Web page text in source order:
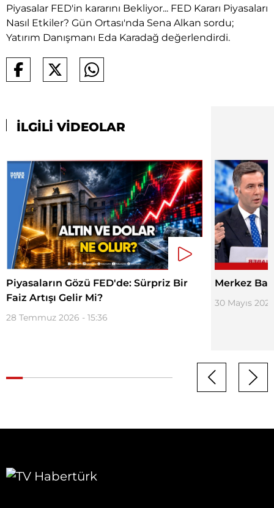
Piyasalar FED'in kararını Bekliyor... FED Kararı Piyasaları
Nasıl Etkiler? Gün Ortası'nda Sena Alkan sordu;
Yatırım Danışmanı Eda Karadağ değerlendirdi.
İLGİLİ VİDEOLAR
Piyasaların Gözü FED'de: Sürpriz Bir
Faiz Artışı Gelir Mi?
28 Temmuz 2026 - 15:36
Merkez
30 Mayıs